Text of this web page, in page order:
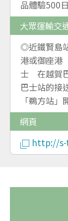
品體驗500
大眾運輸交
◎近鐵賢
港或御座
士 在越賀
巴士站的接
「鵜方站
網頁
http://s-